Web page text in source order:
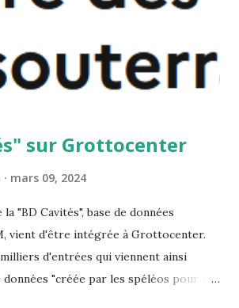
sur Grottocenter
mars 09, 2024
"BD Cavités", base de données
vient d'être intégrée à Grottocenter.
d'entrées qui viennent ainsi
"créée par les spéléos pour les